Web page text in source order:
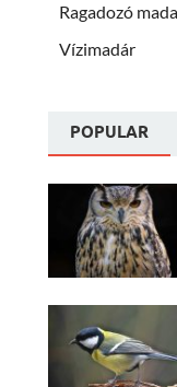
Ragadozó
Vízimadár
POPULAR